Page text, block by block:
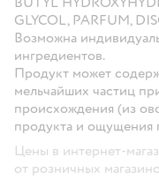
GLYCOL, PARFUM,
Возможна
ингредиентов.
Продукт может
мельчайших частиц
происхождения (из
продукта и ощущения
Цены в интернет-
от розничных